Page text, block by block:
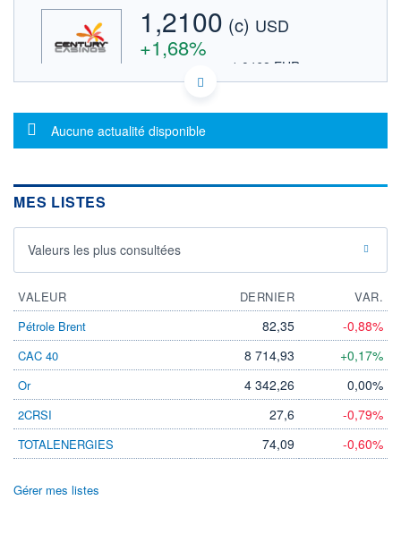
HISTORIQUE
ACTIONNAIRES
1,2100 (c) USD
+1,68%
1,0468 EUR
INDICE DE RÉFÉRENCE
NASDAQ COMPOSITE
US1564921005 CNTY
DONNÉES TEMPS DIFFÉRÉ
Politique d'exécution
1,15
INDICE DE RÉFÉRENCE
NASDAQ Composite
0,0000
CLÔTURE VEILLE
1,1900
1,2500
Message d'information
Aucune actualité disponible
MES LISTES
Valeurs les plus consultées
VALEUR DERNIER
VAR.
Pétrole Brent
82,35 -0,88%
CAC 40 8 714,93 +0,17%
Or 4 342,26 0,00%
2CRSI 27,6 -0,79%
TOTALENERGIES 74,09 -0,60%
Gérer mes listes